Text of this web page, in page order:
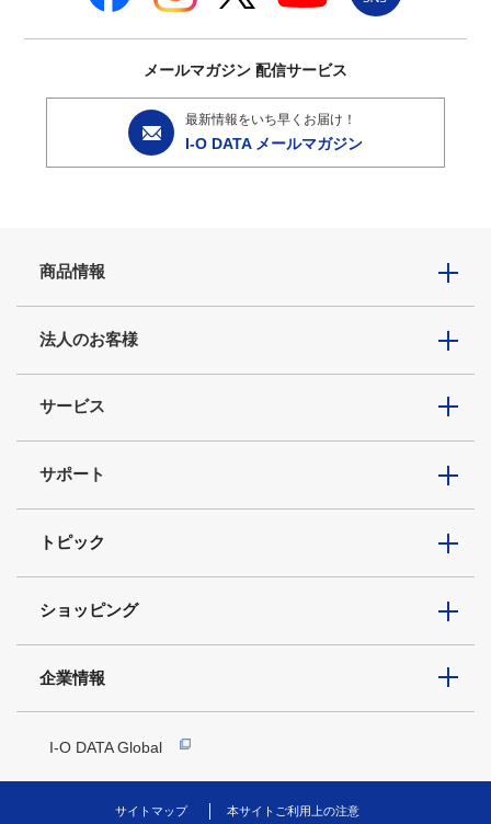
メールマガジン 配信サービス
最新情報をいち早くお届け！
I-O DATA メールマガジン
商品情報
法人のお客様
サービス
サポート
トピック
ショッピング
企業情報
I-O DATA Global
サイトマップ 本サイトご利用上の注意